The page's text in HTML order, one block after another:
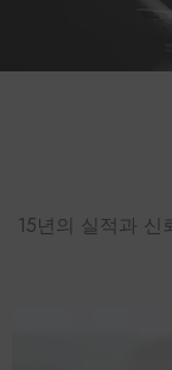
15년의 실적과 신